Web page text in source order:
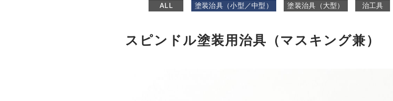
ALL 塗装治具（小型／中型） 塗装治具（大型） 治工具
スピンドル塗装用治具（マスキング兼）